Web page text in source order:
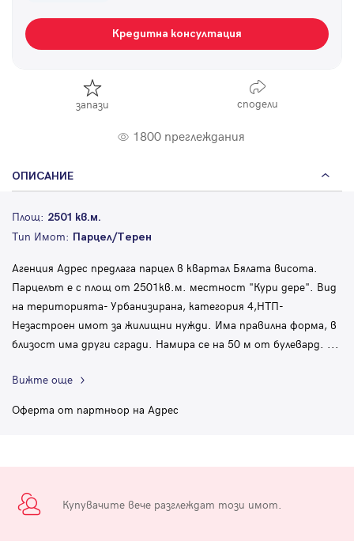
Кредитна консултация
запази сподели
1800 преглеждания
ОПИСАНИЕ
Площ: 2501 кв.м.
Тип Имот: Парцел/Терен
Агенция Адрес предлага парцел в квартал Бялата висота.
Парцелът е с площ от 2501кв.м. местност "Кури дере". Вид
на територията- Урбанизирана, категория 4,НТП-
Незастроен имот за жилищни нужди. Има правилна форма, в
близост има други сгради. Намира се на 50 м от булевард. ...
Вижте още
Оферта от партньор на Адрес
Купувачите вече разглеждат този имот.